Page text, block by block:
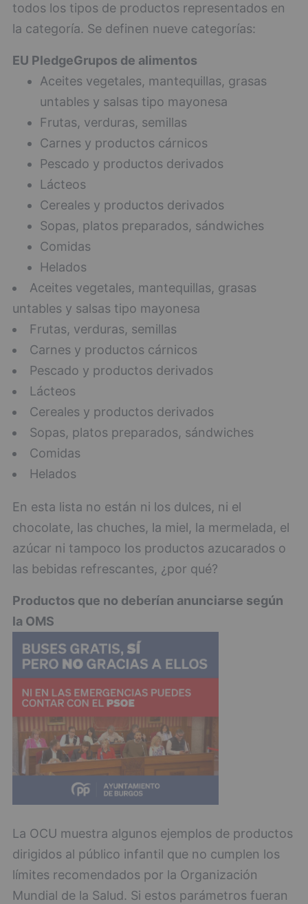
todos los tipos de productos representados en
la categoría. Se definen nueve categorías:
EU PledgeGrupos de alimentos
Aceites vegetales, mantequillas, grasas
untables y salsas tipo mayonesa
Frutas, verduras, semillas
Carnes y productos cárnicos
Pescado y productos derivados
Lácteos
Cereales y productos derivados
Sopas, platos preparados, sándwiches
Comidas
Helados
Aceites vegetales, mantequillas, grasas
untables y salsas tipo mayonesa
Frutas, verduras, semillas
Carnes y productos cárnicos
Pescado y productos derivados
Lácteos
Cereales y productos derivados
Sopas, platos preparados, sándwiches
Comidas
Helados
En esta lista no están ni los dulces, ni el
chocolate, las chuches, la miel, la mermelada, el
azúcar ni tampoco los productos azucarados o
las bebidas refrescantes, ¿por qué?
Productos que no deberían anunciarse según
la OMS
La OCU muestra algunos ejemplos de productos
dirigidos al público infantil que no cumplen los
límites recomendados por la Organización
Mundial de la Salud. Si estos parámetros fueran